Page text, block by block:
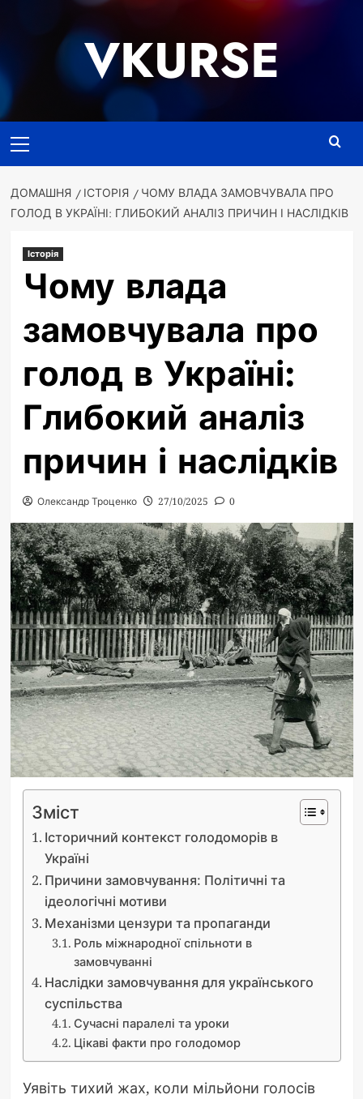
VKURSE
меню
ДОМАШНЯ ІСТОРІЯ
ЧОМУ ВЛАДА ЗАМОВЧУВАЛА ПРО
ГОЛОД В УКРАЇНІ: ГЛИБОКИЙ АНАЛІЗ ПРИЧИН І НАСЛІДКІВ
Історія
Чому влада
замовчувала про
голод в Україні:
Глибокий аналіз
причин і наслідків
Олександр Троценко 27/10/2025 0
Зміст
Історичний контекст голодоморів в
Україні
Причини замовчування: Політичні та
ідеологічні мотиви
Механізми цензури та пропаганди
Роль міжнародної спільноти в
замовчуванні
Наслідки замовчування для українського
суспільства
Сучасні паралелі та уроки
Цікаві факти про голодомор
Уявіть тихий жах, коли мільйони голосів